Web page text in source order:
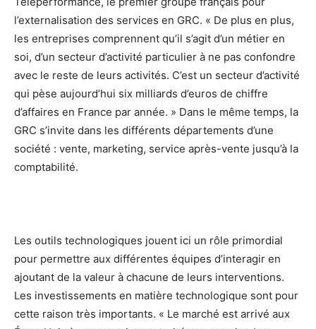
l’externalisation des services en GRC. « De plus en plus,
les entreprises comprennent qu’il s’agit d’un métier en
soi, d’un secteur d’activité particulier à ne pas confondre
avec le reste de leurs activités. C’est un secteur d’activité
qui pèse aujourd’hui six milliards d’euros de chiffre
d’affaires en France par année. » Dans le même temps, la
GRC s’invite dans les différents départements d’une
société : vente, marketing, service après-vente jusqu’à la
comptabilité.
Les outils technologiques jouent ici un rôle primordial
pour permettre aux différentes équipes d’interagir en
ajoutant de la valeur à chacune de leurs interventions.
Les investissements en matière technologique sont pour
cette raison très importants. « Le marché est arrivé aux